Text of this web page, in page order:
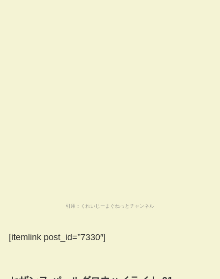
引用： くれいじーまぐねっとチャンネル
[itemlink post_id=”7330″]